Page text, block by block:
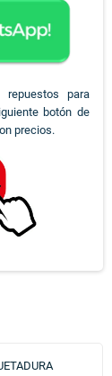
para
botón de
precios.